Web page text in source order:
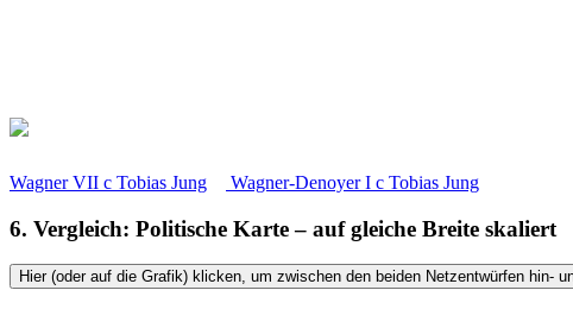
Wagner VII c Tobias Jung Wagner-Denoyer I c Tobias Jung
6. Vergleich: Politische Karte – auf gleiche Breite skaliert
Hier (oder auf die Grafik) klicken, um zwischen den beiden Netzentwürfen hin-